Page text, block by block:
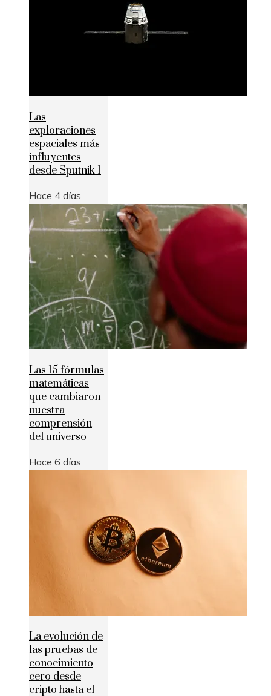
Las
exploraciones
espaciales más
influyentes
desde Sputnik 1
Hace 4 días
Las 15 fórmulas
matemáticas
que cambiaron
nuestra
comprensión
del universo
Hace 6 días
La evolución de
las pruebas de
conocimiento
cero desde
cripto hasta el